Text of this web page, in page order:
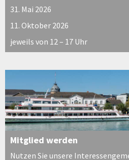
31. Mai 2026
11. Oktober 2026
jeweils von 12 – 17 Uhr
Mitglied werden
Nutzen Sie unsere